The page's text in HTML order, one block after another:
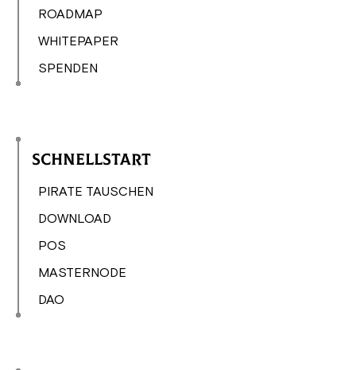
ROADMAP
WHITEPAPER
SPENDEN
Schnellstart
PIRATE TAUSCHEN
DOWNLOAD
POS
MASTERNODE
DAO